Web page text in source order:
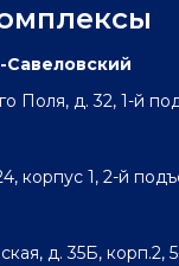
Савеловский
Поля, д. 32, 1-й
корпус 1, 2-й
д. 35Б, корп.2,